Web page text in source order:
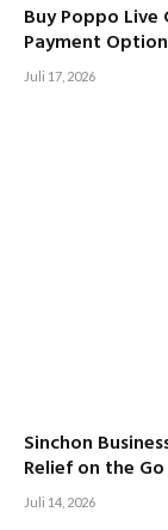
Buy Poppo
Payment
Juli 17, 2026
Sinchon
Relief on the Go
Juli 14, 2026